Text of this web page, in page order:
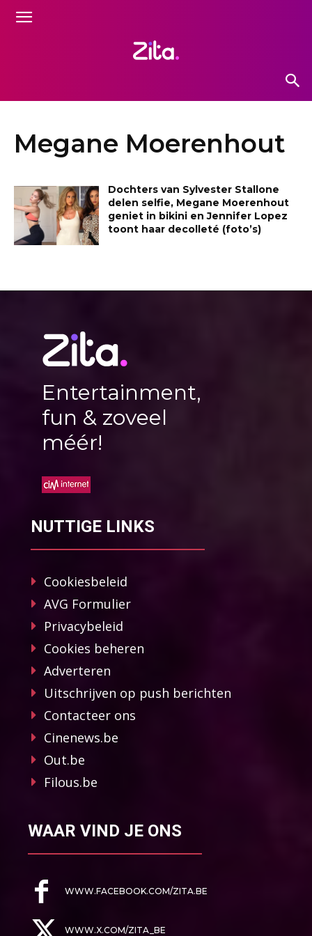
Megane Moerenhout
Dochters van Sylvester Stallone
delen selfie, Megane Moerenhout
geniet in bikini en Jennifer Lopez
toont haar decolleté (foto’s)
Entertainment,
fun & zoveel
méér!
NUTTIGE LINKS
Cookiesbeleid
AVG Formulier
Privacybeleid
Cookies beheren
Adverteren
Uitschrijven op push berichten
Contacteer ons
Cinenews.be
Out.be
Filous.be
WAAR VIND JE ONS
WWW.FACEBOOK.COM/ZITA.BE
WWW.X.COM/ZITA_BE